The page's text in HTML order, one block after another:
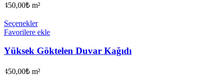
450,00₺ m²
Seçenekler
Favorilere ekle
Yüksek Göktelen Duvar Kağıdı
450,00₺ m²